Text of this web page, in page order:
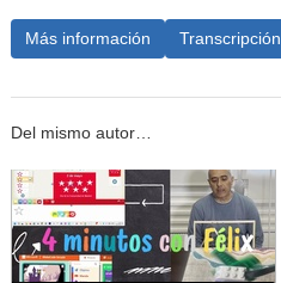
Más información Transcripción
Del mismo autor…